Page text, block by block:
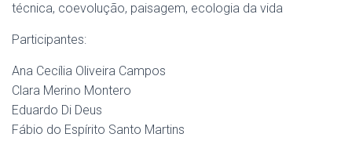
técnica, coevolução, paisagem, ecologia da vida
Participantes:
Ana Cecília Oliveira Campos
Clara Merino Montero
Eduardo Di Deus
Fábio do Espírito Santo Martins